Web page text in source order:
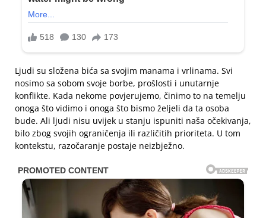
Ljudi su složena bića sa svojim manama i vrlinama. Svi
nosimo sa sobom svoje borbe, prošlosti i unutarnje
konflikte. Kada nekome povjerujemo, činimo to na temelju
onoga što vidimo i onoga što bismo željeli da ta osoba
bude. Ali ljudi nisu uvijek u stanju ispuniti naša očekivanja,
bilo zbog svojih ograničenja ili različitih prioriteta. U tom
kontekstu, razočaranje postaje neizbježno.